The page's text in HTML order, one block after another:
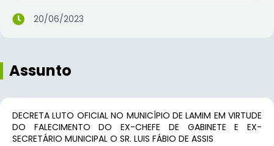
20/06/2023
Assunto
DECRETA LUTO OFICIAL NO MUNICÍPIO DE LAMIM EM VIRTUDE
DO FALECIMENTO DO EX-CHEFE DE GABINETE E EX-
SECRETÁRIO MUNICIPAL O SR. LUIS FÁBIO DE ASSIS